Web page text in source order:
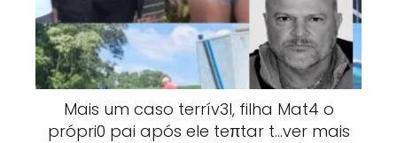
Mais um caso terrív3l, filha Mat4 o
própri0 pai após ele teπtar t…ver mais